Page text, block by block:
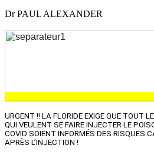
Dr PAUL ALEXANDER
URGENT !! LA FLORIDE EXIGE QUE TOUT
QUI VEULENT SE FAIRE INJECTER LE
COVID SOIENT INFORMÉS DES RISQUES
APRÈS L’INJECTION !